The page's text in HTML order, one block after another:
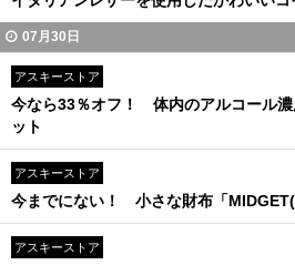
07月30日
アスキーストア
今なら33％オフ！ 体内のアルコール濃
ット
アスキーストア
今までにない！ 小さな財布「MIDGET(
アスキーストア